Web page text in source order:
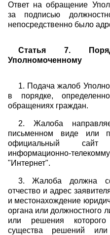
Ответ на обращение
за подписью
непосредственно было
Статья 7.
Уполномоченному
1. Подача жалоб
в порядке,
обращениях граждан.
2. Жалоба
письменном виде или
официальный сайт
информационно-
"Интернет".
3. Жалоба должна
отчество и адрес
и местонахождение
органа или должностного
или решения
существа решений или